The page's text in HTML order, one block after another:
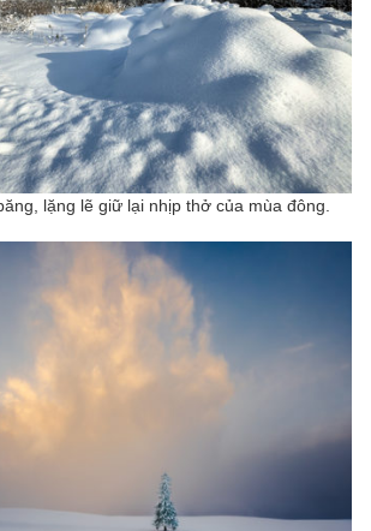
lặng lẽ giữ lại nhịp thở của mùa đông.